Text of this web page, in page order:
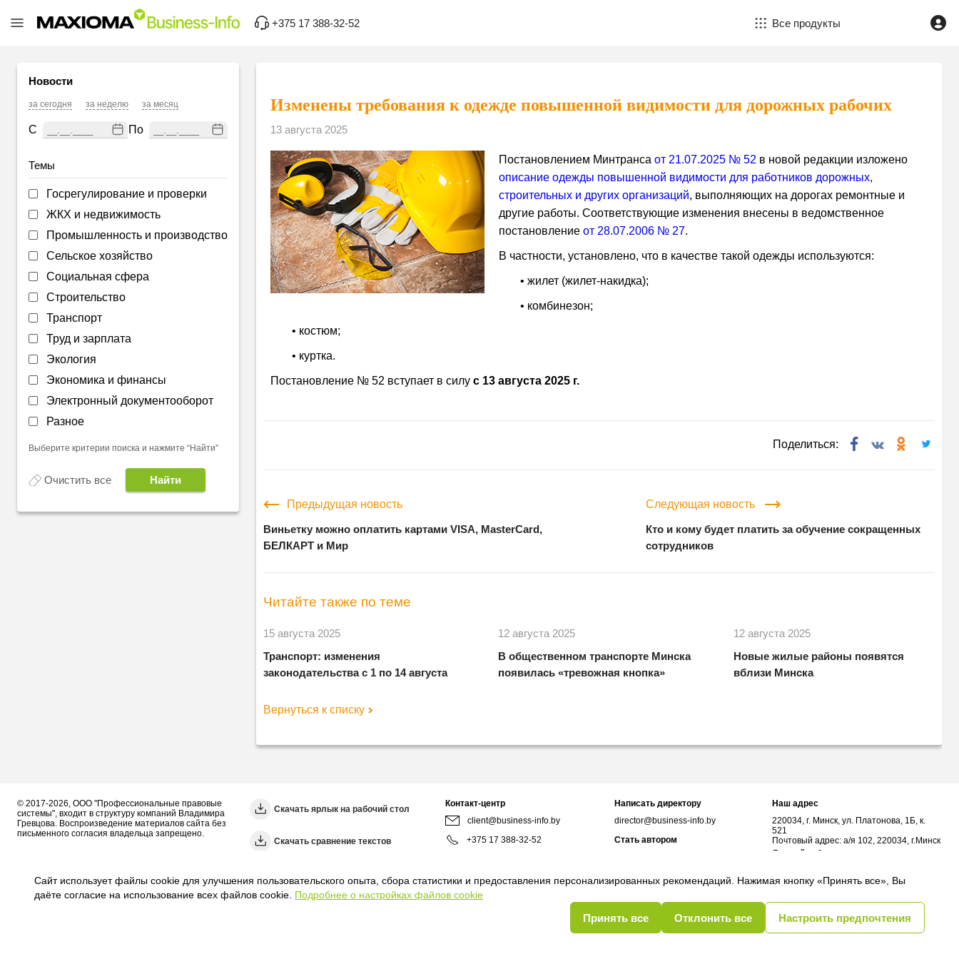
+375 17 388-32-52 Все продукты
Сайт использует файлы cookie для улучшения пользовательского опыта, сбора статистики и предоставления персонализированных рекомендаций. Нажимая кнопку «Принять все», Вы
даёте согласие на использование всех файлов cookie. Подробнее о настройках файлов cookie
Принять все Отклонить все Настроить предпочтения
Новости
за сегодня за неделю за месяц
С По
Темы
Госрегулирование и проверки
ЖКХ и недвижимость
Промышленность и производство
Сельское хозяйство
Социальная сфера
Строительство
Транспорт
Труд и зарплата
Экология
Экономика и финансы
Электронный документооборот
Разное
Выберите критерии поиска и нажмите “Найти”
Очистить все
Изменены требования к одежде повышенной видимости для дорожных рабочих
13 августа 2025
Постановлением Минтранса от 21.07.2025 № 52 в новой редакции изложено
описание одежды повышенной видимости для работников дорожных,
строительных и других организаций, выполняющих на дорогах ремонтные и
другие работы. Соответствующие изменения внесены в ведомственное
постановление от 28.07.2006 № 27.
В частности, установлено, что в качестве такой одежды используются:
• жилет (жилет-накидка);
• комбинезон;
• костюм;
• куртка.
Постановление № 52 вступает в силу с 13 августа 2025 г.
Поделиться:
Предыдущая новость
Виньетку можно оплатить картами VISA, MasterCard,
БЕЛКАРТ и Мир
Следующая новость
Кто и кому будет платить за обучение сокращенных
сотрудников
Читайте также по теме
15 августа 2025
Транспорт: изменения
законодательства с 1 по 14 августа
12 августа 2025
В общественном транспорте Минска
появилась «тревожная кнопка»
12 августа 2025
Новые жилые районы появятся
вблизи Минска
Вернуться к списку
© 2017-2026, ООО "Профессиональные правовые
системы", входит в структуру компаний Владимира
Гревцова. Воспроизведение материалов сайта без
письменного согласия владельца запрещено.
Скачать ярлык на рабочий стол
Cкачать сравнение текстов
Контакт-центр
client@business-info.by
+375 17 388-32-52
8:00-18:00
Написать директору
director@business-info.by
Стать автором
Наш адрес
220034, г. Минск, ул. Платонова, 1Б, к.
521
Почтовый адрес: а/я 102, 220034, г.Минск
Личный кабинет
Руководство пользователя Правила сообщества Политика обработки cookie